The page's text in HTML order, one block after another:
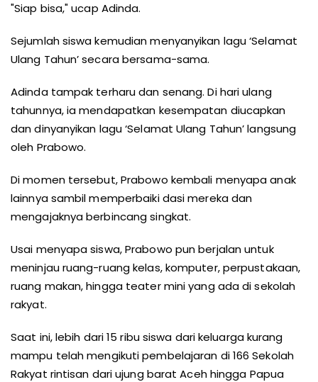
"Siap bisa," ucap Adinda.
Sejumlah siswa kemudian menyanyikan lagu ‘Selamat
Ulang Tahun’ secara bersama-sama.
Adinda tampak terharu dan senang. Di hari ulang
tahunnya, ia mendapatkan kesempatan diucapkan
dan dinyanyikan lagu ‘Selamat Ulang Tahun’ langsung
oleh Prabowo.
Di momen tersebut, Prabowo kembali menyapa anak
lainnya sambil memperbaiki dasi mereka dan
mengajaknya berbincang singkat.
Usai menyapa siswa, Prabowo pun berjalan untuk
meninjau ruang-ruang kelas, komputer, perpustakaan,
ruang makan, hingga teater mini yang ada di sekolah
rakyat.
Saat ini, lebih dari 15 ribu siswa dari keluarga kurang
mampu telah mengikuti pembelajaran di 166 Sekolah
Rakyat rintisan dari ujung barat Aceh hingga Papua